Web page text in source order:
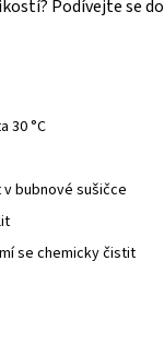
Podívejte se do
30 °C
v bubnové sušičce
se chemicky čistit